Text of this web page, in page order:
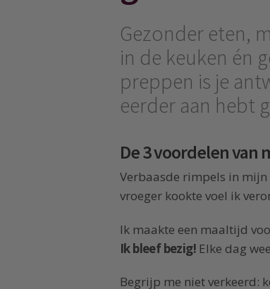
Gezonder eten,
in de keuken én
preppen is je
eerder aan hebt
De 3 voordelen van
Verbaasde rimpels in
vroeger kookte voel ik
Ik maakte een maaltijd
Ik bleef bezig! Elke dag
Begrijp me niet verkeerd: